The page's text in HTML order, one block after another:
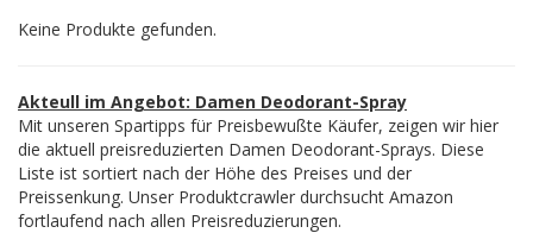
Keine Produkte gefunden.
Akteull im Angebot: Damen Deodorant-Spray
Mit unseren Spartipps für Preisbewußte Käufer, zeigen wir hier
die aktuell preisreduzierten Damen Deodorant-Sprays. Diese
Liste ist sortiert nach der Höhe des Preises und der
Preissenkung. Unser Produktcrawler durchsucht Amazon
fortlaufend nach allen Preisreduzierungen.